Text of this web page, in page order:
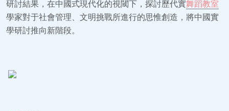
研討結果，在中國式現代化的視閾下，探討歷代實舞蹈教室
學家對于社會管理、文明挑戰所進行的思惟創造，將中國實
學研討推向新階段。